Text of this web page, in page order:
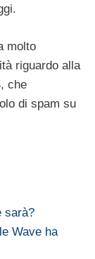
molto
riguardo alla
che
di spam su
sarà?
Wave ha